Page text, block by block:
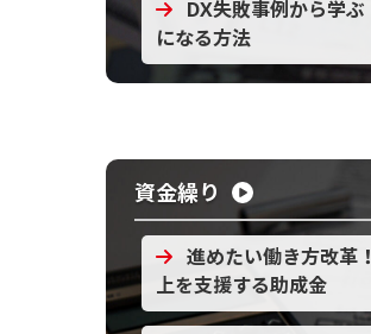
DX失敗事例から学ぶ
になる方法
資金繰り
進めたい働き方改革
上を支援する助成金